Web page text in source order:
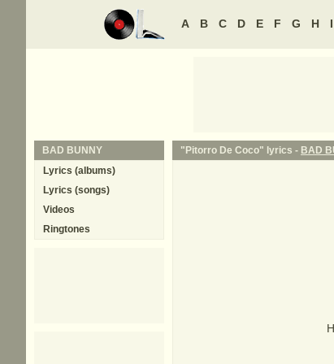
A B C D E F G H I
"Pitorro De Coco" lyrics - BAD
BAD BUNNY
Lyrics (albums)
Lyrics (songs)
Videos
Ringtones